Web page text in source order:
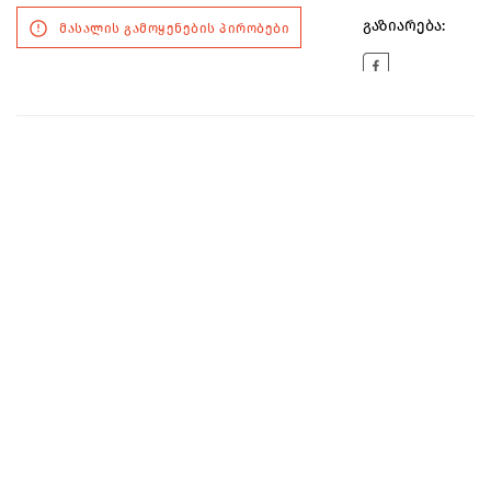
მასალის გამოყენების პირობები გაზიარება: